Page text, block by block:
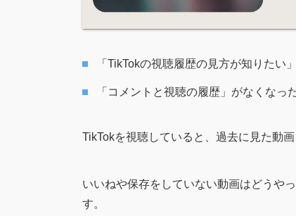
「TikTokの視聴履歴の見方が知りたい」
「コメントと視聴の履歴」がなくなっ
TikTokを視聴していると、過去に見た動
いいねや保存をしていない動画はどうや
す。